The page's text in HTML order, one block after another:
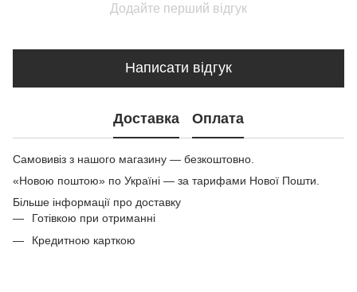
Додайте перший відгук
Написати відгук
Доставка Оплата
Самовивіз з нашого магазину — безкоштовно.
«Новою поштою» по Україні — за тарифами Нової Пошти.
Більше інформації про доставку
Готівкою при отриманні
Кредитною карткою